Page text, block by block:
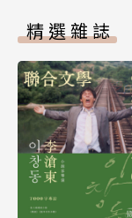
精選雜誌